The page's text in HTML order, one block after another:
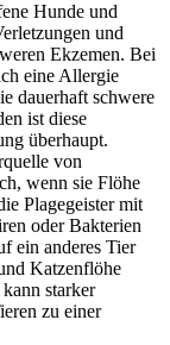
Hunde und
und
Ekzemen. Bei
eine Allergie
dauerhaft schwere
ist diese
überhaupt.
von
wenn sie Flöhe
Plagegeister mit
oder Bakterien
ein anderes Tier
Katzenflöhe
starker
zu einer